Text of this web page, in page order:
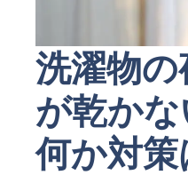
洗濯物
が乾か
何か対策